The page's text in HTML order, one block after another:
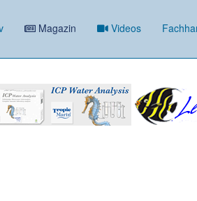
Magazin Videos